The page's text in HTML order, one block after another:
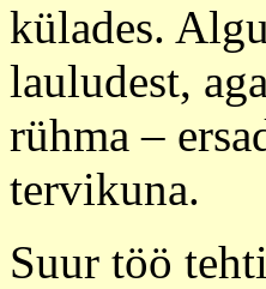
külades.
lauludest,
rühma –
tervikuna.
Suur töö